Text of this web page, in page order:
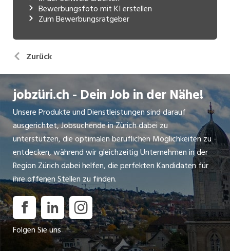
Bewerbungsfoto mit KI erstellen
Zum Bewerbungsratgeber
Zurück
jobzüri.ch - Dein Job in der Nähe!
Unsere Produkte und Dienstleistungen sind darauf
ausgerichtet, Jobsuchende in Zürich dabei zu
unterstützen, die optimalen beruflichen Möglichkeiten zu
entdecken, während wir gleichzeitig Unternehmen in der
Region Zürich dabei helfen, die perfekten Kandidaten für
ihre offenen Stellen zu finden.
Folgen Sie uns